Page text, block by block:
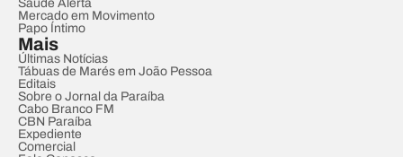
Saúde Alerta
Mercado em Movimento
Papo Íntimo
Mais
Últimas Notícias
Tábuas de Marés em João Pessoa
Editais
Sobre o Jornal da Paraíba
Cabo Branco FM
CBN Paraíba
Expediente
Comercial